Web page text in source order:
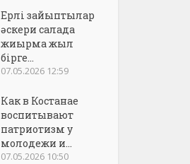
Ерлі зайыптылар
әскери салада
жиырма жыл
бірге...
07.05.2026 12:59
Как в Костанае
воспитывают
патриотизм у
молодежи и...
07.05.2026 10:50